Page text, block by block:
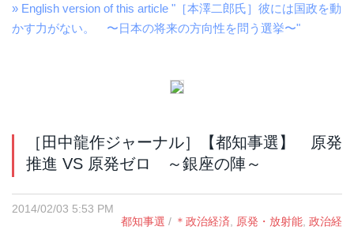
» English version of this article "［本澤二郎氏］彼には国政を動
かす力がない。 〜日本の将来の方向性を問う選挙〜"
［田中龍作ジャーナル］【都知事選】 原発
推進 VS 原発ゼロ ～銀座の陣～
2014/02/03 5:53 PM
都知事選 / ＊政治経済 原発・放射能 政治経